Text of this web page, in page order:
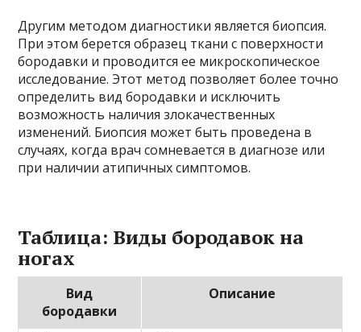
Другим методом диагностики является биопсия.
При этом берется образец ткани с поверхности
бородавки и проводится ее микроскопическое
исследование. Этот метод позволяет более точно
определить вид бородавки и исключить
возможность наличия злокачественных
изменений. Биопсия может быть проведена в
случаях, когда врач сомневается в диагнозе или
при наличии атипичных симптомов.
Таблица: Виды бородавок на
ногах
Вид
бородавки
Описание